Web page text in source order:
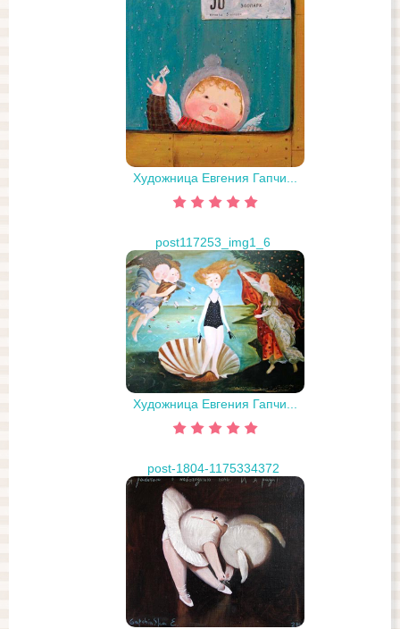
Художница Евгения Гапчи...
post117253_img1_6
Художница Евгения Гапчи...
post-1804-1175334372